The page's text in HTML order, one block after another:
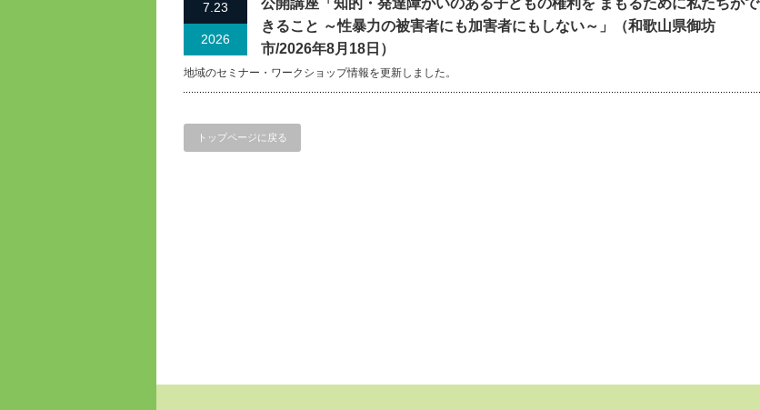
7.23
2026
公開講座「知的・発達障がいのある子どもの権利を まもるために私たちがで
きること ～性暴力の被害者にも加害者にもしない～」（和歌山県御坊
市/2026年8月18日）
地域のセミナー・ワークショップ情報を更新しました。
トップページに戻る